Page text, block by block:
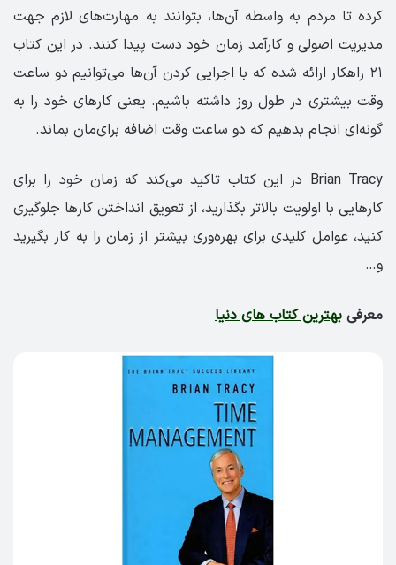
کرده تا مردم به واسطه آن‌ها، بتوانند به مهارت‌های لازم جهت
مدیریت اصولی و کارآمد زمان خود دست پیدا کنند. در این کتاب
۲۱ راهکار ارائه شده که با اجرایی کردن آن‌ها می‌توانیم دو ساعت
وقت بیشتری در طول روز داشته باشیم. یعنی کارهای خود را به
گونه‌ای انجام بدهیم که دو ساعت وقت اضافه برای‌مان بماند.
Brian Tracy در این کتاب تاکید می‌کند که زمان خود را برای
کارهایی با اولویت بالاتر بگذارید، از تعویق انداختن کارها جلوگیری
کنید، عوامل کلیدی برای بهره‌وری بیشتر از زمان را به کار بگیرید
و…
معرفی بهترین کتاب های دنیا